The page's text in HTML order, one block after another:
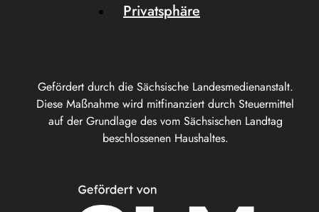
Gefördert durch die Sächsische Landesmedienanstalt.
Diese Maßnahme wird mitfinanziert durch Steuermittel
auf der Grundlage des vom Sächsischen Landtag
beschlossenen Haushaltes.
Privatsphäre